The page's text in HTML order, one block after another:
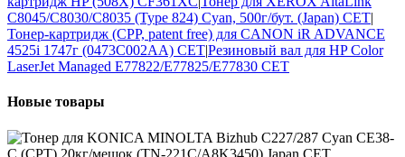
C8045/C8030/C8035 (Type 824) Cyan, 500г/бут. (Japan) CET|
Тонер-картридж (CPP, patent free) для CANON iR ADVANCE
4525i 1747г (0473C002AA) CET|Резиновый вал для HP Color
LaserJet Managed E77822/E77825/E77830 CET
Новые товары